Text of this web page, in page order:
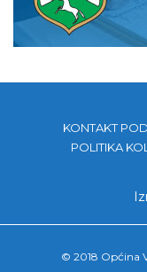
KONTAKT
POLITIKA
© 2018 Općina